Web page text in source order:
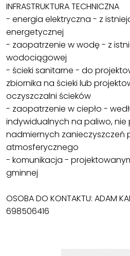
INFRASTRUKTURA TECHNICZNA
- energia elektryczna - z
energetycznej
- zaopatrzenie w wodę - z
wodociągowej
- ścieki sanitarne - do
zbiornika na ścieki lub
oczyszczalni ścieków
- zaopatrzenie w ciepło -
indywidualnych na paliwo,
nadmiernych zanieczyszczeń
atmosferycznego
- komunikacja -
gminnej
OSOBA DO KONTAKTU: ADAM
698506416